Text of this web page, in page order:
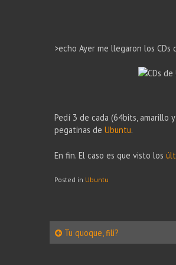
>echo Ayer me llegaron los CDs
Pedí 3 de cada (64bits, amarillo
pegatinas deUbuntu.
En fin. El caso es que visto los
Posted in Ubuntu
Post
Tu quoque, fili?